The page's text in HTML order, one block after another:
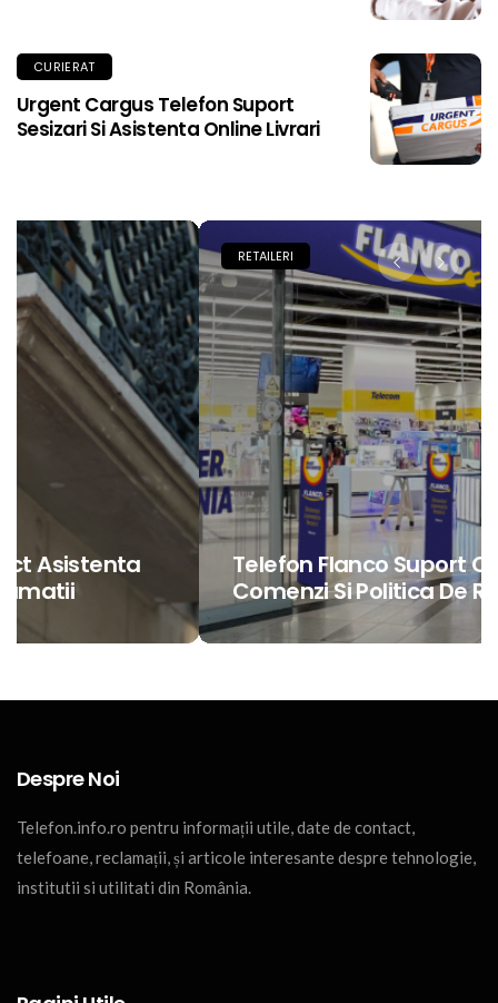
CURIERAT
Urgent Cargus Telefon Suport
Sesizari Si Asistenta Online Livrari
RETAILERI
Telefon Flanco Suport Clienti
Comenzi Si Politica De Retur
Despre Noi
Telefon.info.ro pentru informații utile, date de contact,
telefoane, reclamații, și articole interesante despre tehnologie,
institutii si utilitati din România.